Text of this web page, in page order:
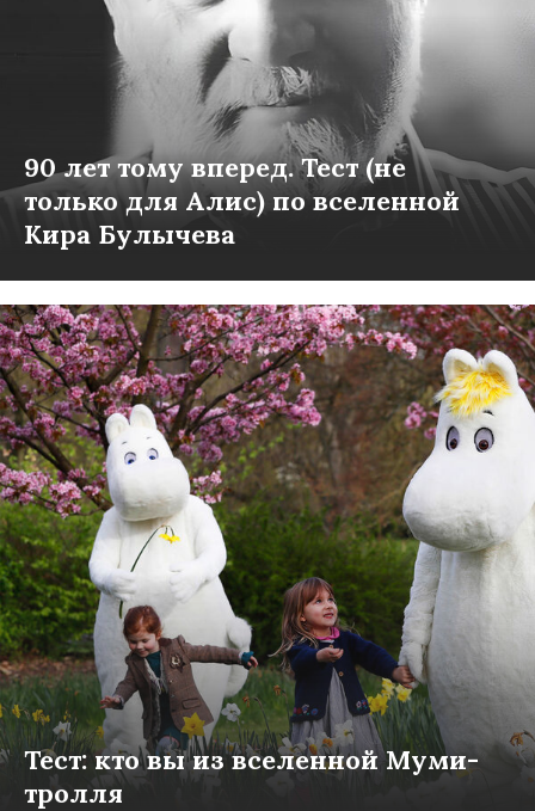
90 лет тому вперед. Тест (не
только для Алис) по вселенной
Кира Булычева
Тест: кто вы из вселенной Муми-
тролля